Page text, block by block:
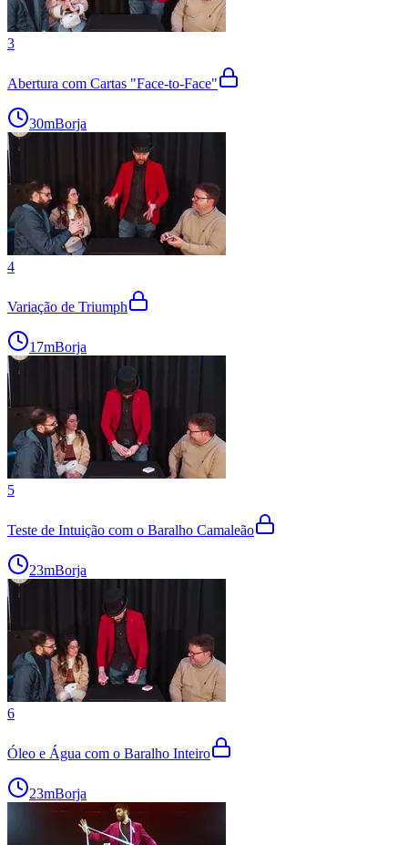
3
Abertura com Cartas "Face-to-Face"
30mBorja
4
Variação de Triumph
17mBorja
5
Teste de Intuição com o Baralho Camaleão
23mBorja
6
Óleo e Água com o Baralho Inteiro
23mBorja